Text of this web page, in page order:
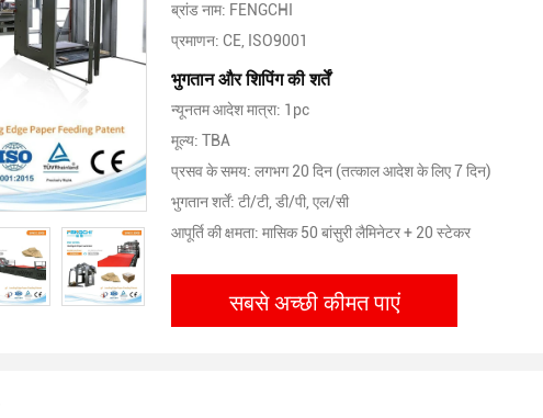
ब्रांड नाम: FENGCHI
प्रमाणन: CE, ISO9001
भुगतान और शिपिंग की शर्तें
न्यूनतम आदेश मात्रा: 1pc
मूल्य: TBA
प्रसव के समय: लगभग 20 दिन (तत्काल आदेश के लिए 7 दिन)
भुगतान शर्तें: टी/टी, डी/पी, एल/सी
आपूर्ति की क्षमता: मासिक 50 बांसुरी लैमिनेटर + 20 स्टेकर
सबसे अच्छी कीमत पाएं